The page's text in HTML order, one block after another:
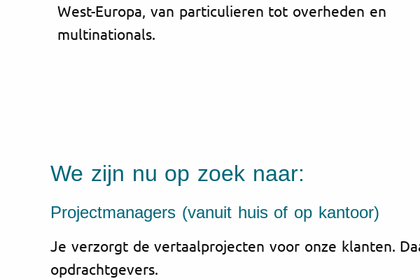
West-Europa, van particulieren tot overheden en
multinationals.
We zijn nu op zoek naar:
Projectmanagers (vanuit huis of op kantoor)
Je verzorgt de vertaalprojecten voor onze klanten.
opdrachtgevers.